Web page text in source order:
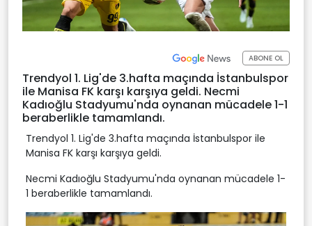
ABONE OL
Trendyol 1. Lig'de 3.hafta maçında İstanbulspor
ile Manisa FK karşı karşıya geldi. Necmi
Kadıoğlu Stadyumu'nda oynanan mücadele 1-1
beraberlikle tamamlandı.
Trendyol 1. Lig'de 3.hafta maçında İstanbulspor ile
Manisa FK karşı karşıya geldi.
Necmi Kadıoğlu Stadyumu'nda oynanan mücadele 1-
1 beraberlikle tamamlandı.